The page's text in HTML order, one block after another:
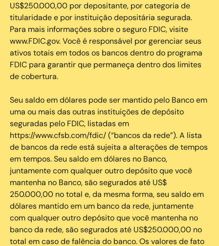
US$250.000,00 por depositante, por categoria de
titularidade e por instituição depositária segurada.
Para mais informações sobre o seguro FDIC, visite
www.FDIC.gov. Você é responsável por gerenciar seus
ativos totais em todos os bancos dentro do programa
FDIC para garantir que permaneça dentro dos limites
de cobertura.
Seu saldo em dólares pode ser mantido pelo Banco em
uma ou mais das outras instituições de depósito
seguradas pelo FDIC, listadas em
https://www.cfsb.com/fdic/ (“bancos da rede”). A lista
de bancos da rede está sujeita a alterações de tempos
em tempos. Seu saldo em dólares no Banco,
juntamente com qualquer outro depósito que você
mantenha no Banco, são segurados até US$
250.000,00 no total e, da mesma forma, seu saldo em
dólares mantido em um banco da rede, juntamente
com qualquer outro depósito que você mantenha no
banco da rede, são segurados até US$250.000,00 no
total em caso de falência do banco. Os valores de fato